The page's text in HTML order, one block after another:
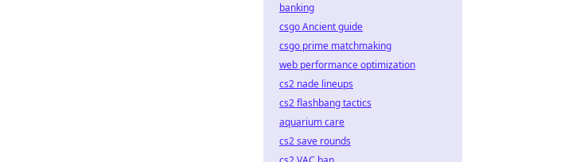
banking
csgo Ancient guide
csgo prime matchmaking
web performance optimization
cs2 nade lineups
cs2 flashbang tactics
aquarium care
cs2 save rounds